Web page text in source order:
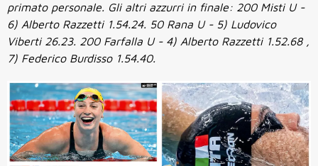
primato personale. Gli altri azzurri in finale: 200 Misti U -
6) Alberto Razzetti 1.54.24. 50 Rana U - 5) Ludovico
Viberti 26.23. 200 Farfalla U - 4) Alberto Razzetti 1.52.68 ,
7) Federico Burdisso 1.54.40.